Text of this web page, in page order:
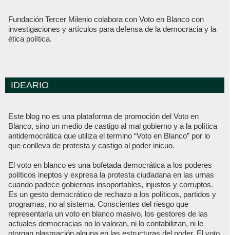
Fundación Tercer Milenio colabora con Voto en Blanco con
investigaciones y artículos para defensa de la democracia y la
ética política.
IDEARIO
Este blog no es una plataforma de promoción del Voto en
Blanco, sino un medio de castigo al mal gobierno y a la política
antidemocrática que utiliza el termino “Voto en Blanco” por lo
que conlleva de protesta y castigo al poder inicuo.
El voto en blanco es una bofetada democrática a los poderes
políticos ineptos y expresa la protesta ciudadana en las urnas
cuando padece gobiernos insoportables, injustos y corruptos.
Es un gesto democrático de rechazo a los políticos, partidos y
programas, no al sistema. Conscientes del riesgo que
representaría un voto en blanco masivo, los gestores de las
actuales democracias no lo valoran, ni lo contabilizan, ni le